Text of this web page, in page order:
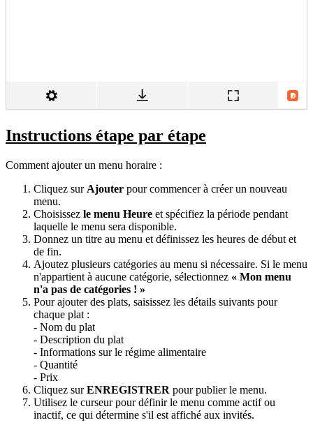
Instructions étape par étape
Comment ajouter un menu horaire :
Cliquez sur Ajouter pour commencer à créer un nouveau
menu.
Choisissez le menu Heure et spécifiez la période pendant
laquelle le menu sera disponible.
Donnez un titre au menu et définissez les heures de début et
de fin.
Ajoutez plusieurs catégories au menu si nécessaire. Si le menu
n'appartient à aucune catégorie, sélectionnez « Mon menu
n'a pas de catégories ! »
Pour ajouter des plats, saisissez les détails suivants pour
chaque plat :
- Nom du plat
- Description du plat
- Informations sur le régime alimentaire
- Quantité
- Prix
Cliquez surENREGISTRER pour publier le menu.
Utilisez le curseur pour définir le menu comme actif ou
inactif, ce qui détermine s'il est affiché aux invités.